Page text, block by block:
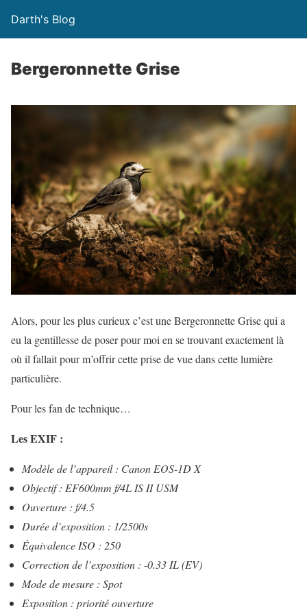
Darth's Blog
Bergeronnette Grise
Alors, pour les plus curieux c’est une Bergeronnette Grise qui a
eu la gentillesse de poser pour moi en se trouvant exactement là
où il fallait pour m’offrir cette prise de vue dans cette lumière
particulière.
Pour les fan de technique…
Les EXIF :
Modèle de l’appareil : Canon EOS-1D X
Objectif : EF600mm f/4L IS II USM
Ouverture : f/4.5
Durée d’exposition : 1/2500s
Équivalence ISO : 250
Correction de l’exposition : -0.33 IL (EV)
Mode de mesure : Spot
Exposition : priorité ouverture